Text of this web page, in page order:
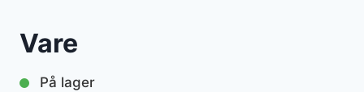
Vare
På lager